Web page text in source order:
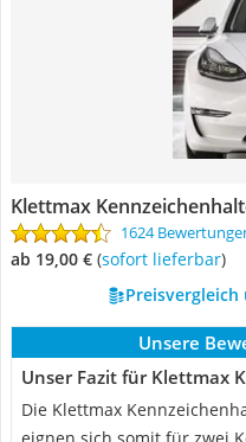
Klettmax
1624
ab 19,00 € ( Sofort lieferbar)
Unsere
Unser Fazit für Klettmax
Die Klettmax